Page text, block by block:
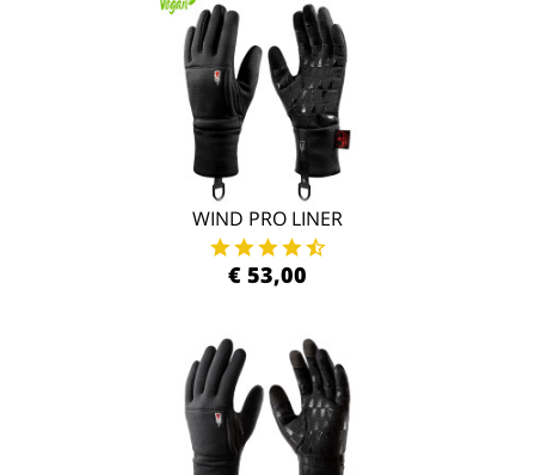
WIND PRO LINER
€ 53,00